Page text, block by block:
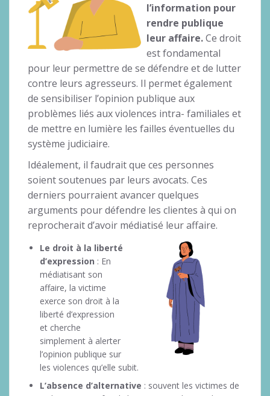
l’information pour
rendre publique
leur affaire.Ce droit
est fondamental
pour leur permettre de se défendre et de lutter
contre leurs agresseurs. Il permet également
de sensibiliser l’opinion publique aux
problèmes liés aux violences intra- familiales et
de mettre en lumière les failles éventuelles du
système judiciaire.
Idéalement, il faudrait que ces personnes
soient soutenues par leurs avocats. Ces
derniers pourraient avancer quelques
arguments pour défendre les clientes à qui on
reprocherait d’avoir médiatisé leur affaire.
Le droit à la liberté
d’expression : En
médiatisant son
affaire, la victime
exerce son droit à la
liberté d’expression
et cherche
simplement à alerter
l’opinion publique sur
les violences qu’elle subit.
L’absence d’alternative : souvent les victimes de